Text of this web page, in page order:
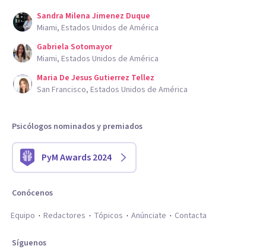
Sandra Milena Jimenez Duque
Miami, Estados Unidos de América
Gabriela Sotomayor
Miami, Estados Unidos de América
Maria De Jesus Gutierrez Tellez
San Francisco, Estados Unidos de América
Psicólogos nominados y premiados
PyM Awards 2024
Conócenos
Equipo
Redactores Tópicos Anúnciate Contacta
Síguenos